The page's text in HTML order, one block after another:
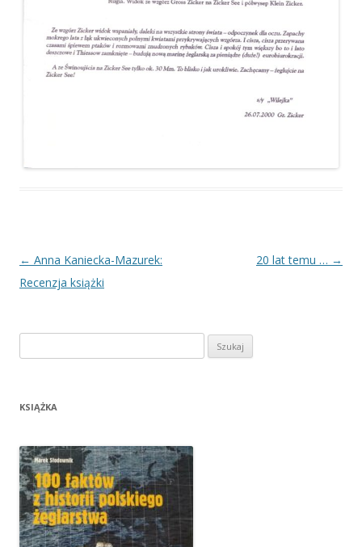
Nawigacja
wpisu
← Anna Kaniecka-Mazurek:
Recenzja książki
20 lat temu … →
KSIĄŻKA